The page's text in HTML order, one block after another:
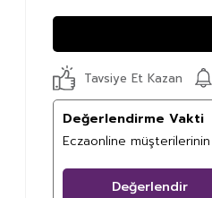
Tavsiye Et Kazan
Değerlendirme Vakti
Eczaonline
Değerlendir